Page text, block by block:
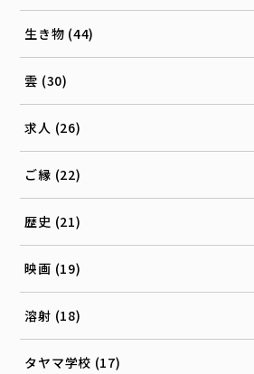
生き物 (44)
雲 (30)
求人 (26)
ご縁 (22)
歴史 (21)
映画 (19)
溶射 (18)
タヤマ学校 (17)